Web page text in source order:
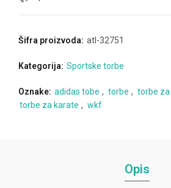
Šifra proizvoda: atl-32751
Kategorija: Sportske torbe
Oznake: adidas tobe , torbe , torbe za
torbe za karate , wkf
Opis